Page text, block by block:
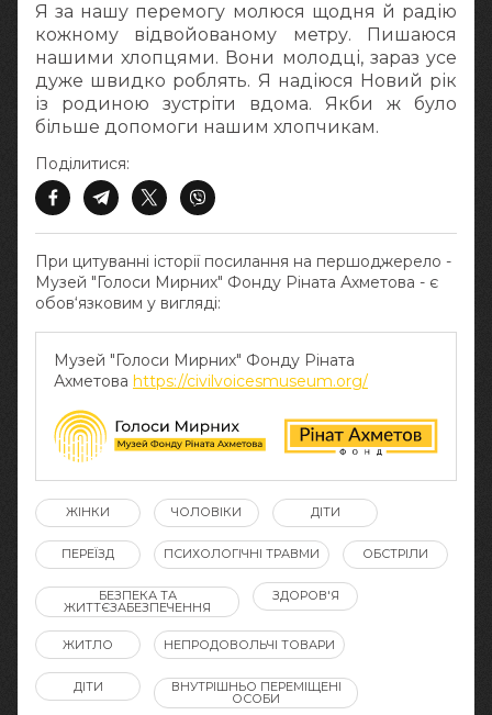
Я за нашу перемогу молюся щодня й радію
кожному відвойованому метру. Пишаюся
нашими хлопцями. Вони молодці, зараз усе
дуже швидко роблять. Я надіюся Новий рік
із родиною зустріти вдома. Якби ж було
більше допомоги нашим хлопчикам.
При цитуванні історії посилання на першоджерело -
Музей "Голоси Мирних" Фонду Ріната Ахметова - є
обов‘язковим у вигляді:
Музей "Голоси Мирних" Фонду Ріната
Ахметова https://civilvoicesmuseum.org/
Поділитися:
ЖІНКИ ЧОЛОВІКИ ДІТИ
ПЕРЕЇЗД ПСИХОЛОГІЧНІ ТРАВМИ ОБСТРІЛИ
БЕЗПЕКА ТА
ЖИТТЄЗАБЕЗПЕЧЕННЯ
ЗДОРОВ'Я
ЖИТЛО НЕПРОДОВОЛЬЧІ ТОВАРИ
ДІТИ ВНУТРІШНЬО ПЕРЕМІЩЕНІ
ОСОБИ